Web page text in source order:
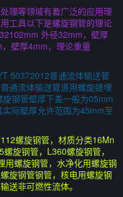
理等领域有着广泛的应用理
工具以下是螺旋钢管的理论
外径32mm，壁厚
壁厚4mm，理论重量
50372012普通流体输送管
通流体输送管道用螺旋缝埋
钢管壁厚下差一般为05mm
际壁厚允许范围为45mm至
螺旋钢管，材质分类16Mn
旋钢管，L360螺旋钢管，
用螺旋钢管，水净化用螺旋钢
旋钢管钢管，核电用螺旋钢
送非可燃性流体。